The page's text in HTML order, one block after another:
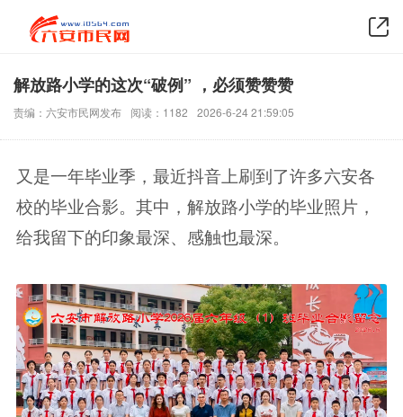
解放路小学的这次“破例” ，必须赞赞赞
责编：六安市民网发布 阅读：1182 2026-6-24 21:59:05
又是一年毕业季，最近抖音上刷到了许多六安各
校的毕业合影。其中，解放路小学的毕业照片，
给我留下的印象最深、感触也最深。